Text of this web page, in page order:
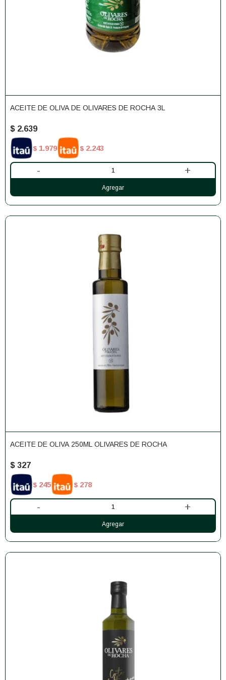
ACEITE DE OLIVA DE OLIVARES DE ROCHA 3L
$ 2.639
$ 1.979 $ 2.243
- +
ACEITE DE OLIVA 250ML OLIVARES DE ROCHA
$ 327
$ 245 $ 278
- +